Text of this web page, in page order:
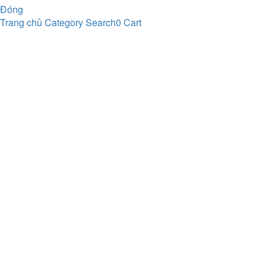
Đóng
Trang chủ CategorySearch0 Cart